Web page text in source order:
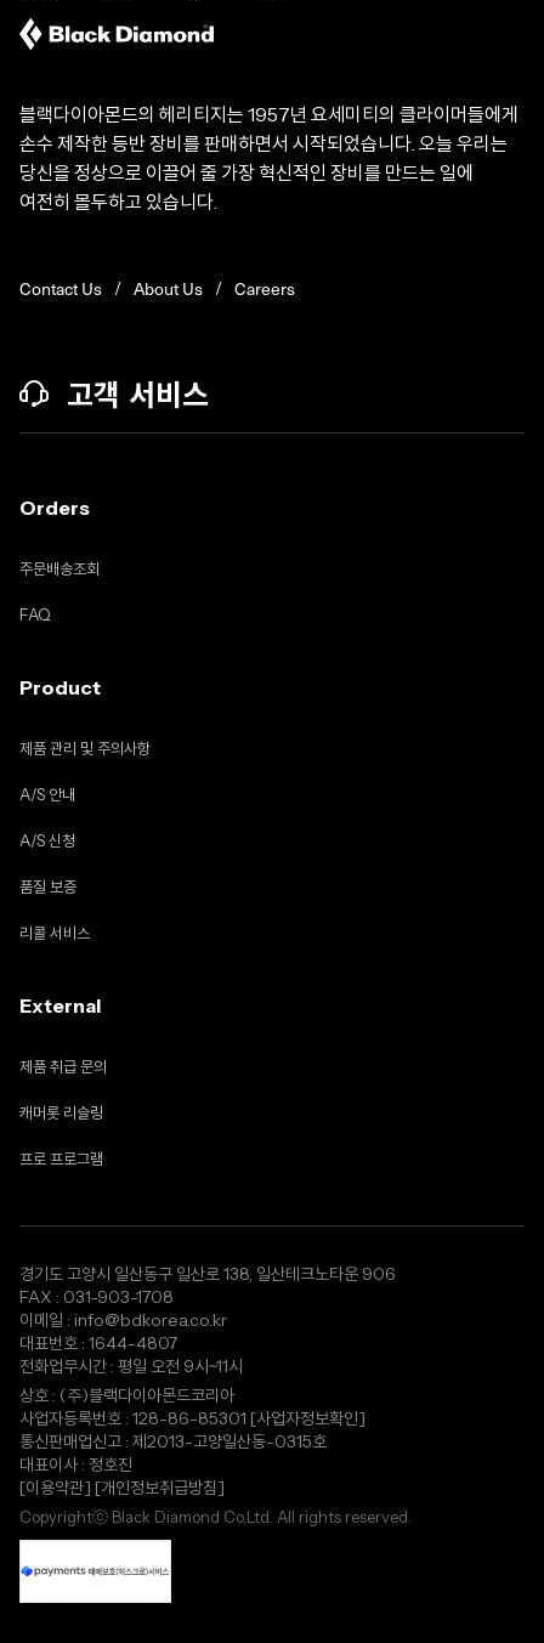
블랙다이아몬드의 헤리티지는 1957년 요세미티의 클라이머들에게
손수 제작한 등반 장비를 판매하면서 시작되었습니다. 오늘 우리는
당신을 정상으로 이끌어 줄 가장 혁신적인 장비를 만드는 일에
여전히 몰두하고 있습니다.
Contact Us About Us Careers
고객 서비스
Orders
주문배송조회
FAQ
Product
제품 관리 및 주의사항
A/S 안내
A/S 신청
품질 보증
리콜 서비스
External
제품 취급 문의
캐머롯 리슬링
프로 프로그램
경기도 고양시 일산동구 일산로 138, 일산테크노타운 906
FAX : 031-903-1708
이메일 : info@bdkorea.co.kr
대표번호 : 1644-4807
전화업무시간 : 평일 오전 9시~11시
상호 : (주)블랙다이아몬드코리아
사업자등록번호 : 128-86-85301 [사업자정보확인]
통신판매업신고 : 제2013-고양일산동-0315호
대표이사 : 정호진
[이용약관] [개인정보취급방침]
Copyrightⓒ Black Diamond Co,Ltd. All rights reserved.